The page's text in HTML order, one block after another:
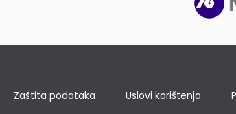
Zaštita podataka Uslovi korištenja